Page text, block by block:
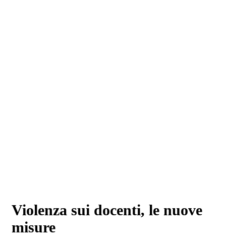
Violenza sui docenti, le nuove
misure